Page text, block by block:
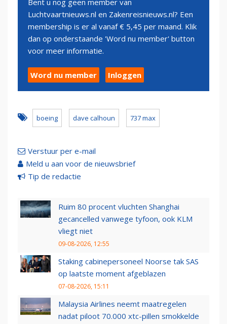
Bent u nog geen member van
Luchtvaartnieuws.nl en Zakenreisnieuws.nl? Een
membership is er al vanaf € 5,45 per maand. Klik
dan op onderstaande 'Word nu member' button
voor meer informatie.
Word nu member Inloggen
boeing dave calhoun 737 max
Verstuur per e-mail
Meld u aan voor de nieuwsbrief
Tip de redactie
Ruim 80 procent vluchten Shanghai
gecancelled vanwege tyfoon, ook KLM
vliegt niet
09-08-2026, 12:55
Staking cabinepersoneel Noorse tak SAS
op laatste moment afgeblazen
07-08-2026, 15:11
Malaysia Airlines neemt maatregelen
nadat piloot 70.000 xtc-pillen smokkelde